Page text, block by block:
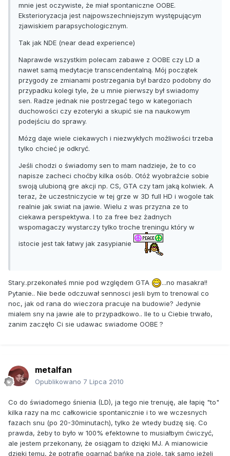
mnie jest oczywiste, że miał spontaniczne OOBE.
Eksterioryzacja jest najpowszechniejszym występującym
zjawiskiem parapsychologicznym.
Tak jak NDE (near dead experience)
Naprawde wszystkim polecam zabawe z OOBE czy LD a
nawet samą medytacje transcendentalną. Mój początek
przygody ze zmianami postrzegania był bardzo podobny do
przypadku kolegi tyle, że u mnie pierwszy był swiadomy
sen. Radze jednak nie postrzegać tego w kategoriach
duchowości czy ezoteryki a skupić sie na naukowym
podejściu do sprawy.
Mózg daje wiele ciekawych i niezwykłych możliwości trzeba
tylko chcieć je odkryć.
Jeśli chodzi o świadomy sen to mam nadzieje, że to co
napisze zacheci choćby kilka osób. Otóż wyobraźcie sobie
swoją ulubioną gre akcji np. CS, GTA czy tam jaką kolwiek. A
teraz, że uczestniczycie w tej grze w 3D full HD i wogole tak
realnie jak swiat na jawie. Wielu z was przyzna ze to
ciekawa perspektywa. I to za free bez żadnych
wspomagaczy wystarczy tylko troche treningu który w
istocie jest tak łatwy jak zasypianie
Stary..przekonałeś mnie pod względem GTA
...no masakra!!
Pytanie.. Nie bede odczuwał sennosci jesli bym to trenowal co
noc, jak od rana do wieczora pracuje na budowie? Jedynie
mialem sny na jawie ale to przypadkowo.. Ile to u Ciebie trwało,
zanim zaczęło Ci sie udawac swiadome OOBE ?
metalfan
Opublikowano 7 Lipca 2010
Co do świadomego śnienia (LD), ja tego nie trenuję, ale łapię "to"
kilka razy na mc całkowicie spontanicznie i to we wczesnych
fazach snu (po 20-30minutach), tylko że wtedy budzę się. Co
prawda, żeby to było w 100% efektowne to musiałbym ćwiczyć,
ale jestem przekonany, że osiągam to dzięki MJ. A mianowicie
dzięki temu, że potrafię ogarnąć bańkę na ziole, tak samo jeżeli